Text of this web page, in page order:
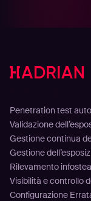
Penetration test
Validazione
Gestione continua
Gestione
Rilevamento
Visibilità e controllo
Configurazione